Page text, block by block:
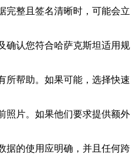
完整且签名清晰时，可能会立
确认您符合哈萨克斯坦适用规
所帮助。如果可能，选择快速
照片。如果他们要求提供额外
据的使用应明确，并且任何跨